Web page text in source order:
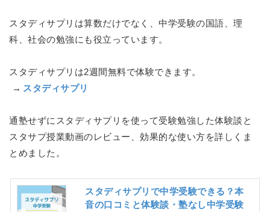
スタディサプリは算数だけでなく、中学受験の国語、理
科、社会の勉強にも役立っています。
スタディサプリは2週間無料で体験できます。
→ スタディサプリ
通塾せずにスタディサプリを使って受験勉強した体験談と
スタサプ授業動画のレビュー、効果的な使い方を詳しくま
とめました。
スタディサプリで中学受験できる？本
音の口コミと体験談・塾なし中学受験